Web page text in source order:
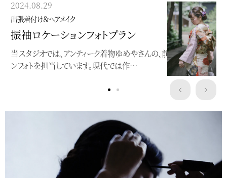
2024.08.29
出張着付け＆ヘアメイク
振袖ロケーションフォトプラン
当スタジオでは、アンティーク着物ゆめやさんの、前撮りロケーショ
ンフォトを担当しています。現代では作…
2018.11.28
出張着付け＆ヘアメイク
曽祖母の色打掛で
ひいおばあちゃまの色打掛を披露宴でお召しになりたいとのご
Service